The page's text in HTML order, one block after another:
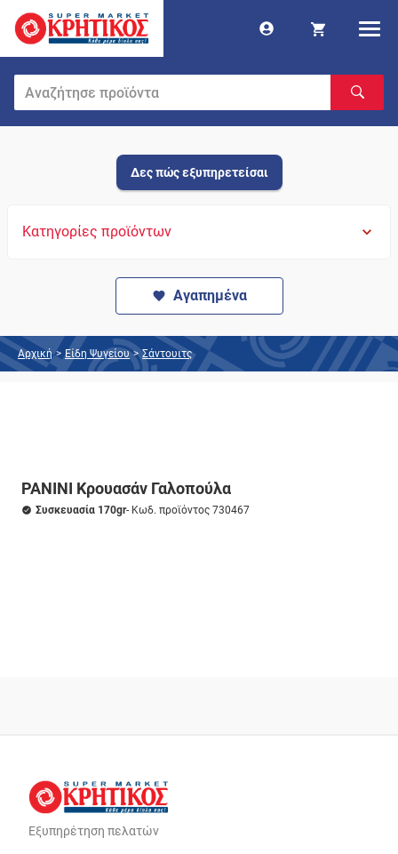
Δες πώς εξυπηρετείσαι
Κατηγορίες προϊόντων
Αγαπημένα
Αρχική > Είδη Ψυγείου > Σάντουιτς
PANINI Κρουασάν Γαλοπούλα
Συσκευασία 170gr- Κωδ. προϊόντος 730467
Εξυπηρέτηση πελατών